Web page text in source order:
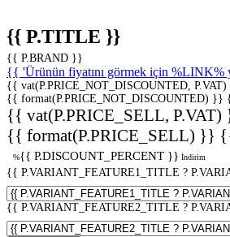
{{ P.TITLE }}
{{ P.BRAND }}
{{ 'Ürünün fiyatını görmek için %LINK%
{{ vat(P.PRICE_NOT_DISCOUNTED,
{{ format(P.PRICE_NOT_DISCOUNTED) }}
{{ vat(P.PRICE_SELL, P.VAT)
{{ format(P.PRICE_SELL) }}
%{{ P.DISCOUNT_PERCENT }} İndirim
{{ P.VARIANT_FEATURE1_TITLE ?
{{ P.VARIANT_FEATURE2_TITLE ?